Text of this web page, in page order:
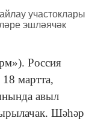
Россия
мартта,
авыл
Шәһәр